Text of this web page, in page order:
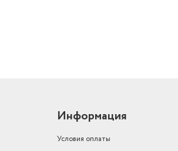
Информация
Условия оплаты